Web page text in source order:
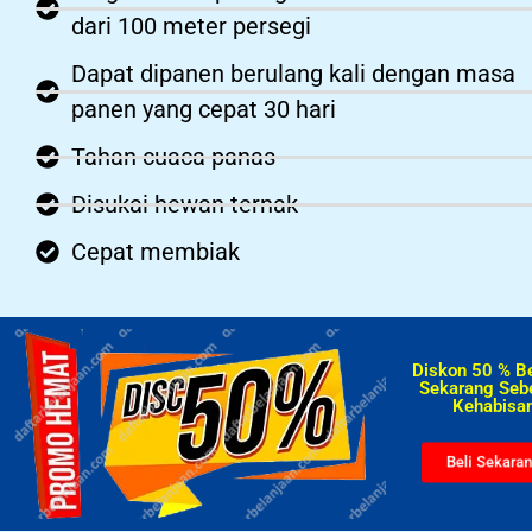
dari 100 meter persegi
Dapat dipanen berulang kali dengan masa
panen yang cepat 30 hari
Tahan cuaca panas
Disukai hewan ternak
Cepat membiak
Diskon 50 %
Sekarang
Beli